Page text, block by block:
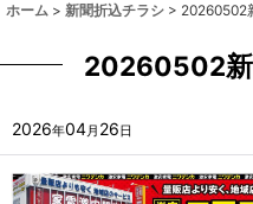
ホーム > 新聞折込チラシ > 20260502
20260502新
2026年04月 26日